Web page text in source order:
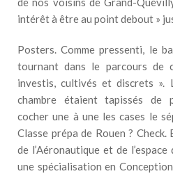
intérêt à être au point debout »
Posters. Comme pressenti, le
tournant dans le parcours de
investis, cultivés et discrets ».
chambre étaient tapissés de
cocher une à une les cases le
Classe prépa de Rouen ?
de l’Aéronautique et de
une spécialisation en